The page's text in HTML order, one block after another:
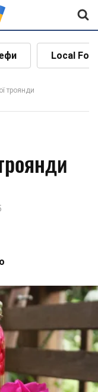
Local
троянди